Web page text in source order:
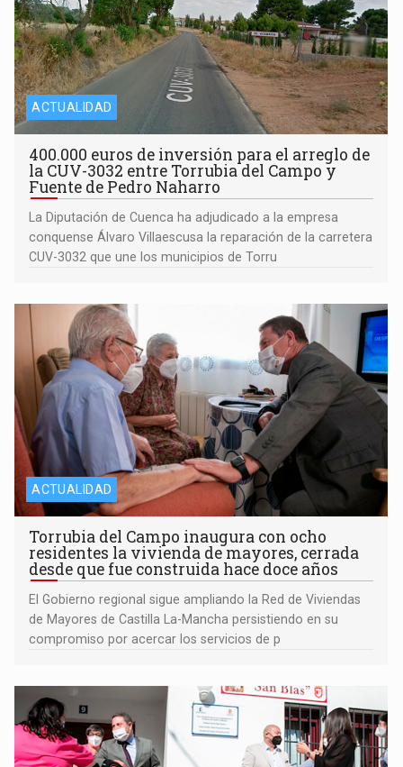
ACTUALIDAD
400.000 euros de inversión para el arreglo de
la CUV-3032 entre Torrubia del Campo y
Fuente de Pedro Naharro
La Diputación de Cuenca ha adjudicado a la empresa
conquense Álvaro Villaescusa la reparación de la carretera
CUV-3032 que une los municipios de Torru
ACTUALIDAD
Torrubia del Campo inaugura con ocho
residentes la vivienda de mayores, cerrada
desde que fue construida hace doce años
El Gobierno regional sigue ampliando la Red de Viviendas
de Mayores de Castilla La-Mancha persistiendo en su
compromiso por acercar los servicios de p